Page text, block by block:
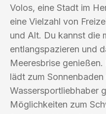
Volos, eine Stadt im
eine Vielzahl von
und Alt. Du kannst die
entlangspazieren und
Meeresbrise
lädt zum
Wassersportliebhaber
Möglichkeiten zum